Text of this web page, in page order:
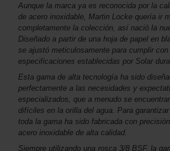
Aunque la marca ya es reconocida por la
de acero inoxidable, Martin Locke quería ir
completamente la colección, así nació la
Diseñado a partir de una hoja de papel en
se ajustó meticulosamente para cumplir
especificaciones establecidas por Solar
Esta gama de alta tecnología ha sido
perfectamente a las necesidades y
especializados, que a menudo se
difíciles en la orilla del agua. Para
toda la gama ha sido fabricada con
acero inoxidable de alta calidad.
Siempre utilizando una rosca 3/8 BSF, la